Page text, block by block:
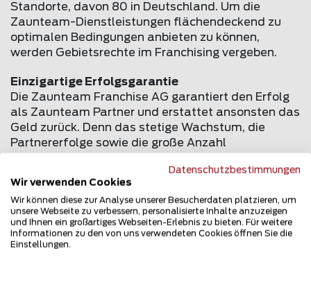
Standorte, davon 80 in Deutschland. Um die
Zaunteam-Dienstleistungen flächendeckend zu
optimalen Bedingungen anbieten zu können,
werden Gebietsrechte im Franchising vergeben.
Einzigartige Erfolgsgarantie
Die Zaunteam Franchise AG garantiert den Erfolg
als Zaunteam Partner und erstattet ansonsten das
Geld zurück. Denn das stetige Wachstum, die
Partnererfolge sowie die große Anzahl
sich das langjährige Konzept von Zaunteam
bewährt. Der Markt für Zäune und Tore ist weiterhin
auf Wachstumskurs, gerade auch in schwierigen
Zeiten. Die Gebietsvergabe läuft weiter auf
Hochtouren. Darum gilt es jetzt die Chance zu
nutzen und ein freies Gebiet zur exklusiven
Datenschutzbestimmungen
Wir verwenden Cookies
Wir können diese zur Analyse unserer Besucherdaten platzieren, um
unsere Webseite zu verbessern, personalisierte Inhalte anzuzeigen
und Ihnen ein großartiges Webseiten-Erlebnis zu bieten. Für weitere
Informationen zu den von uns verwendeten Cookies öffnen Sie die
Einstellungen.